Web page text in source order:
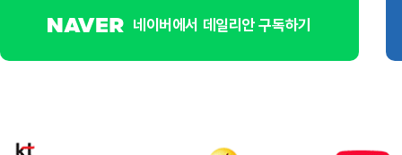
네이버에서 데일리안 구독하기